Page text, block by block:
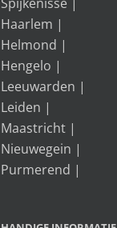
Haarlem |
Helmond |
Hengelo |
Leeuwarden |
Leiden |
Maastricht|
Nieuwegein |
Purmerend |